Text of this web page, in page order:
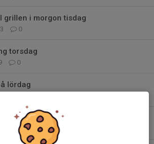
grillen i morgon tisdag
0
torsdag
0
lördag
i morgon 5/1